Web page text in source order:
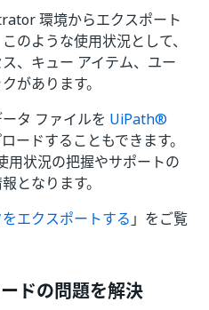
環境からエクスポート
のような使用状況として、
、キュー アイテム、ユー
があります。
タ ファイルを UiPath®
ードすることもできます。
用状況の把握やサポートの
となります。
エクスポートする 」をご覧
ドの問題を解決